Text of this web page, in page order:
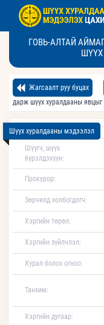
ГОВЬ-АЛТАЙ
Жагсаалт руу буцах
дарж шүүх хуралдааны
Шүүх хуралдааны мэдээлэл
Шүүгч, шүүх
бүрэлдэхүүн:
Прокурор:
Зөрчилд холбогдогч:
Хэргийн төрөл:
Хэргийн зүйлчлэл:
Хурал болох огноо:
Танхим:
Хэргийн дугаар: